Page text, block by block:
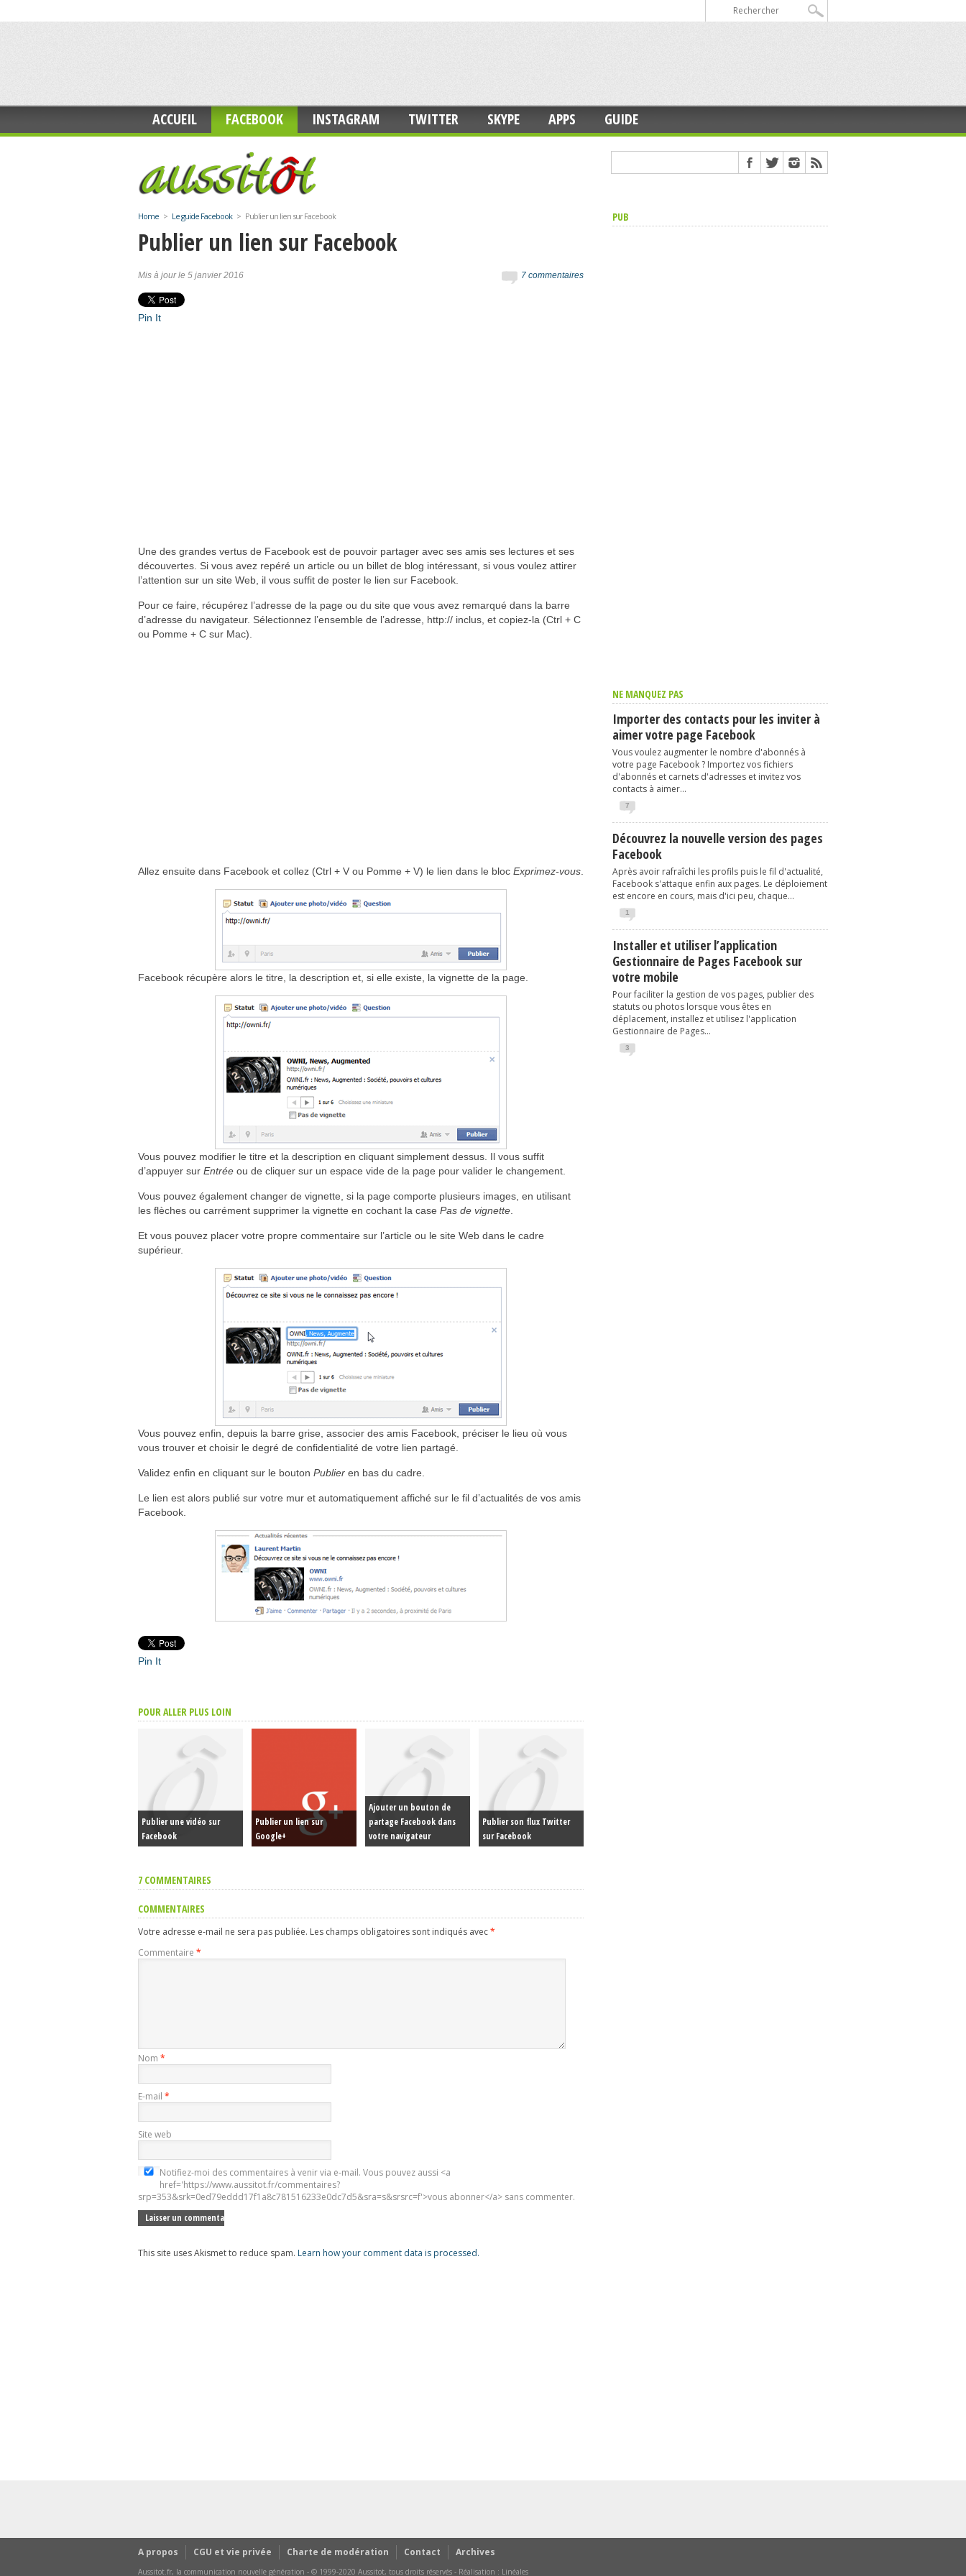
ACCUEIL FACEBOOK INSTAGRAM TWITTER SKYPE APPS GUIDE
Home > Le guide Facebook> Publier un lien sur Facebook
Publier un lien sur Facebook
7 commentaires
Mis à jour le 5 janvier 2016
Pin It
Une des grandes vertus de Facebook est de pouvoir partager avec ses amis ses lectures et ses
découvertes. Si vous avez repéré un article ou un billet de blog intéressant, si vous voulez attirer
l’attention sur un site Web, il vous suffit de poster le lien sur Facebook.
Pour ce faire, récupérez l’adresse de la page ou du site que vous avez remarqué dans la barre
d’adresse du navigateur. Sélectionnez l’ensemble de l’adresse, http:// inclus, et copiez-la (Ctrl + C
ou Pomme + C sur Mac).
Allez ensuite dans Facebook et collez (Ctrl + V ou Pomme + V) le lien dans le bloc Exprimez-vous
Facebook récupère alors le titre, la description et, si elle existe, la vignette de la page.
Vous pouvez modifier le titre et la description en cliquant simplement dessus. Il vous suffit
d’appuyer sur Entrée ou de cliquer sur un espace vide de la page pour valider le changement.
Vous pouvez également changer de vignette, si la page comporte plusieurs images, en utilisant
les flèches ou carrément supprimer la vignette en cochant la case Pas de vignette
Et vous pouvez placer votre propre commentaire sur l’article ou le site Web dans le cadre
supérieur.
Vous pouvez enfin, depuis la barre grise, associer des amis Facebook, préciser le lieu où vous
vous trouver et choisir le degré de confidentialité de votre lien partagé.
Validez enfin en cliquant sur le bouton Publier en bas du cadre.
Le lien est alors publié sur votre mur et automatiquement affiché sur le fil d’actualités de vos amis
Facebook.
Pin It
POUR ALLER PLUS LOIN
Publier une vidéo sur
Facebook
Publier un lien sur
Google+
Ajouter un bouton de
partage Facebook dans
votre navigateur
Publier son flux Twitter
sur Facebook
7 COMMENTAIRES
COMMENTAIRES
Votre adresse e-mail ne sera pas publiée. Les champs obligatoires sont indiqués avec*
Commentaire *
Nom *
E-mail *
Site web
Notifiez-moi des commentaires à venir via e-mail. Vous pouvez aussi <a
href='https://www.aussitot.fr/commentaires?
srp=353&srk=0ed79eddd17f1a8c781516233e0dc7d5&sra=s&srsrc=f'>vous abonner</a> sans commenter.
This site uses Akismet to reduce spam. Learn how your comment data is processed.
PUB
NE MANQUEZ PAS
Importer des contacts pour les inviter à
aimer votre page Facebook
Vous voulez augmenter le nombre d'abonnés à
votre page Facebook ? Importez vos fichiers
d'abonnés et carnets d'adresses et invitez vos
contacts à aimer...
7
Découvrez la nouvelle version des pages
Facebook
Après avoir rafraîchi les profils puis le fil d'actualité,
Facebook s'attaque enfin aux pages. Le déploiement
est encore en cours, mais d'ici peu, chaque...
1
Installer et utiliser l’application
Gestionnaire de Pages Facebook sur
votre mobile
Pour faciliter la gestion de vos pages, publier des
statuts ou photos lorsque vous êtes en
déplacement, installez et utilisez l'application
Gestionnaire de Pages...
3
A propos CGU et vie privée Charte de modération Contact Archives
Aussitot.fr, la communication nouvelle génération - © 1999-2020 Aussitot, tous droits réservés - Réalisation : Linéales